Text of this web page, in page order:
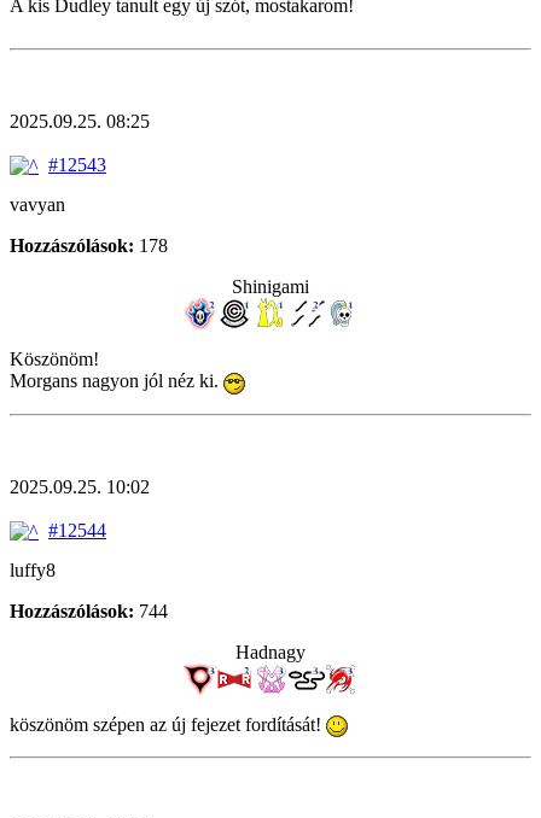
A kis Dudley tanult egy új szót, mostakarom!
2025.09.25. 08:25
#12543
vavyan
Hozzászólások: 178
Shinigami
Köszönöm!
Morgans nagyon jól néz ki.
2025.09.25. 10:02
#12544
luffy8
Hozzászólások: 744
Hadnagy
köszönöm szépen az új fejezet fordítását!